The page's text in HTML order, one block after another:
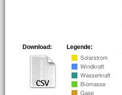
Legende:
Download: